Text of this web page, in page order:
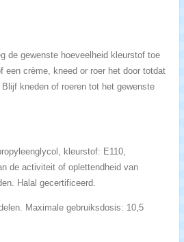
de gewenste hoeveelheid kleurstof toe
een crème, kneed or roer het door totdat
kneden of roeren tot het gewenste
kleurstof: E110,
de activiteit of oplettendheid van
Halal gecertificeerd.
Maximale gebruiksdosis: 10,5